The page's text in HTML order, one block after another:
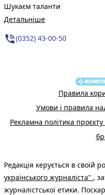
Шукаєм таланти
Детальніше
phone_in_talk(0352) 43-00-50
Правила
Умови і правила
Рекламна політика
Редакція керується в своїй
українського журналіста" ,
журналістської етики.